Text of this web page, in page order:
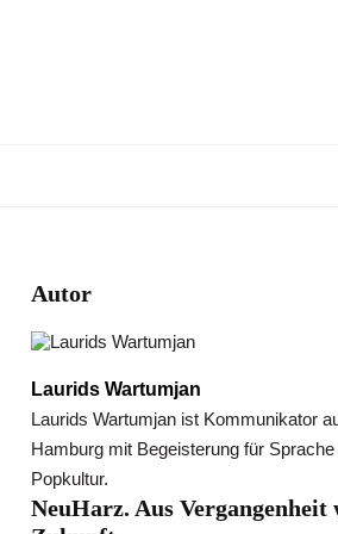
Autor
Laurids Wartumjan
Laurids Wartumjan ist Kommunikator
Hamburg mit Begeisterung für Sprache
Popkultur.
NeuHarz. Aus Vergangenheit